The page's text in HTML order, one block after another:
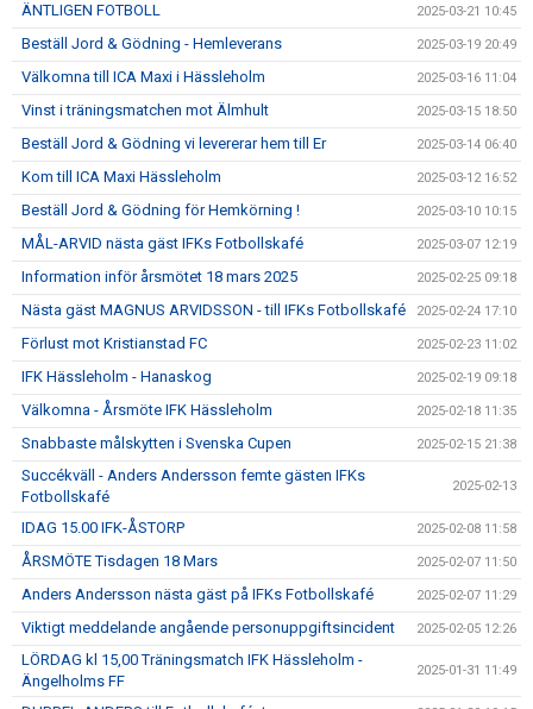
ÄNTLIGEN FOTBOLL 2025-03-21 10:45
Beställ Jord & Gödning - Hemleverans 2025-03-19 20:49
Välkomna till ICA Maxi i Hässleholm 2025-03-16 11:04
Vinst i träningsmatchen mot Älmhult 2025-03-15 18:50
Beställ Jord & Gödning vi levererar hem till Er 2025-03-14 06:40
Kom till ICA Maxi Hässleholm 2025-03-12 16:52
Beställ Jord & Gödning för Hemkörning ! 2025-03-10 10:15
MÅL-ARVID nästa gäst IFKs Fotbollskafé 2025-03-07 12:19
Information inför årsmötet 18 mars 2025 2025-02-25 09:18
Nästa gäst MAGNUS ARVIDSSON - till IFKs Fotbollskafé 2025-02-24 17:10
Förlust mot Kristianstad FC 2025-02-23 11:02
IFK Hässleholm - Hanaskog 2025-02-19 09:18
Välkomna - Årsmöte IFK Hässleholm 2025-02-18 11:35
Snabbaste målskytten i Svenska Cupen 2025-02-15 21:38
Succékväll - Anders Andersson femte gästen IFKs
Fotbollskafé
2025-02-13
IDAG 15.00 IFK-ÅSTORP 2025-02-08 11:58
ÅRSMÖTE Tisdagen 18 Mars 2025-02-07 11:50
Anders Andersson nästa gäst på IFKs Fotbollskafé 2025-02-07 11:29
Viktigt meddelande angående personuppgiftsincident 2025-02-05 12:26
LÖRDAG kl 15,00 Träningsmatch IFK Hässleholm -
Ängelholms FF
2025-01-31 11:49